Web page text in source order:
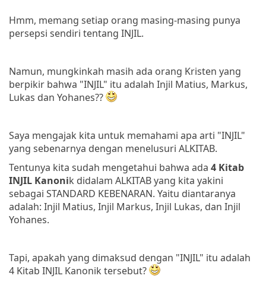
Hmm, memang setiap orang masing-masing punya
persepsi sendiri tentang INJIL.
Namun, mungkinkah masih ada orang Kristen yang
berpikir bahwa "INJIL" itu adalah Injil Matius, Markus,
Lukas dan Yohanes??
Saya mengajak kita untuk memahami apa arti "INJIL"
yang sebenarnya dengan menelusuri ALKITAB.
Tentunya kita sudah mengetahui bahwa ada 4 Kitab
INJIL Kanonik didalam ALKITAB yang kita yakini
sebagai STANDARD KEBENARAN. Yaitu diantaranya
adalah: Injil Matius, Injil Markus, Injil Lukas, dan Injil
Yohanes.
Tapi, apakah yang dimaksud dengan "INJIL" itu adalah
4 Kitab INJIL Kanonik tersebut?